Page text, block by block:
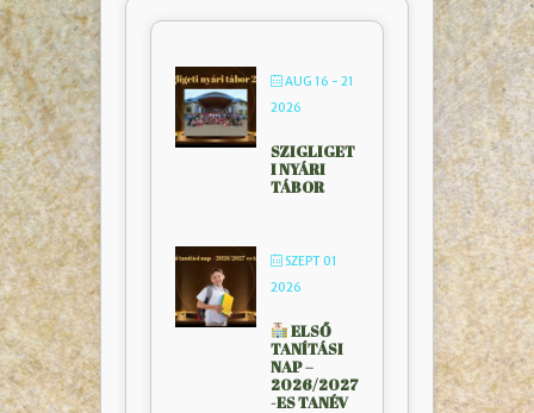
AUG 16 - 21
2026
SZIGLIGET
I NYÁRI
TÁBOR
SZEPT 01
2026
ELSŐ
TANÍTÁSI
NAP –
2026/2027
-ES TANÉV